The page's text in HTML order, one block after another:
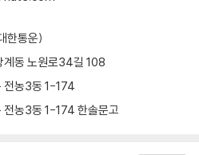
한통운)
계동 노원로34길 108
전농3동 1-174
전농3동 1-174 한솔문고